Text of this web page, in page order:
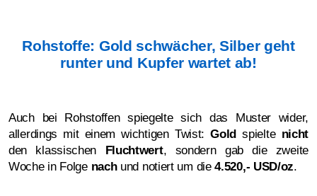
Rohstoffe: Gold schwächer, Silber geht
runter und Kupfer wartet ab!
Auch bei Rohstoffen spiegelte sich das Muster wider,
allerdings mit einem wichtigen Twist:Goldspielte nicht
den klassischen Fluchtwert, sondern gab die zweite
Woche in Folge nachund notiert um die4.520,- USD/oz.